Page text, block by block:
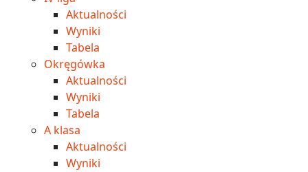
Aktualności
Wyniki
Tabela
Okręgówka
Aktualności
Wyniki
Tabela
A klasa
Aktualności
Wyniki